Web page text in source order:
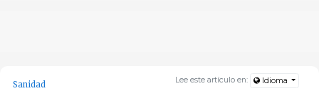
Lee este artículo en: Idioma
Sanidad